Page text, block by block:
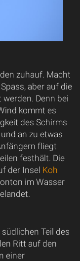
zuhauf. Macht
aber auf die
Denn bei
kommt es
des Schirms
an zu etwas
fliegt
festhält. Die
der Insel Koh
im Wasser
Teil des
Ritt auf den
einer